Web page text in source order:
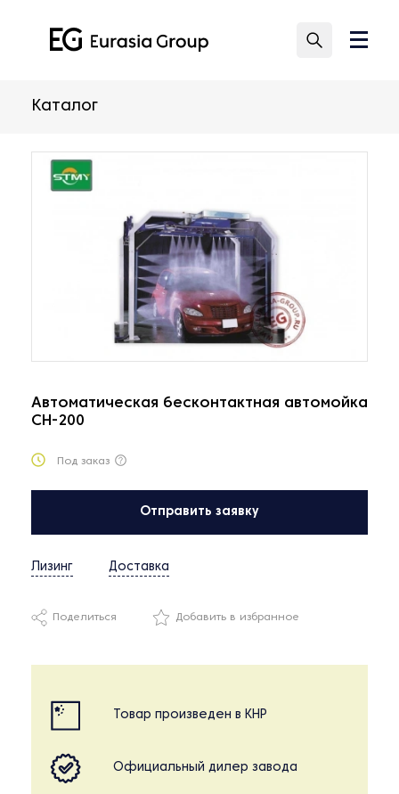
Каталог
Автоматическая бесконтактная автомойка
CH-200
Под заказ
Отправить заявку
Лизинг Доставка
Поделиться Добавить в избранное
Товар произведен в КНР
Официальный дилер завода